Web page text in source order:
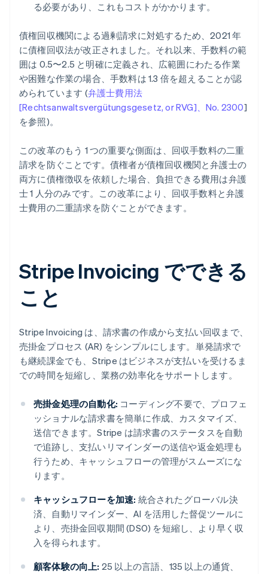
る必要があり、これもコストがかかります。
債権回収機関による過剰請求に対処するため、2021 年
に債権回収法が改正されました。それ以来、手数料の範
囲は 0.5〜2.5 と明確に定義され、広範囲にわたる作業
や困難な作業の場合、手数料は 1.3 倍を超えることが認
められています (弁護士費用法
[Rechtsanwaltsvergütungsgesetz, or RVG]、No. 2300]
を参照)。
この改革のもう 1 つの重要な側面は、回収手数料の二重
請求を防ぐことです。債権者が債権回収機関と弁護士の
両方に債権徴収を依頼した場合、負担できる費用は弁護
士 1 人分のみです。この改革により、回収手数料と弁護
士費用の二重請求を防ぐことができます。
Stripe Invoicing でできる
こと
Stripe Invoicing は、請求書の作成から支払い回収まで、
売掛金プロセス (AR) をシンプルにします。単発請求で
も継続課金でも、Stripe はビジネスが支払いを受けるま
での時間を短縮し、業務の効率化をサポートします。
売掛金処理の自動化: コーディング不要で、プロフェ
ッショナルな請求書を簡単に作成、カスタマイズ、
送信できます。Stripe は請求書のステータスを自動
で追跡し、支払いリマインダーの送信や返金処理も
行うため、キャッシュフローの管理がスムーズにな
ります。
キャッシュフローを加速: 統合されたグローバル決
済、自動リマインダー、AI を活用した督促ツールに
より、売掛金回収期間 (DSO) を短縮し、より早く収
入を得られます。
顧客体験の向上: 25 以上の言語、135 以上の通貨、